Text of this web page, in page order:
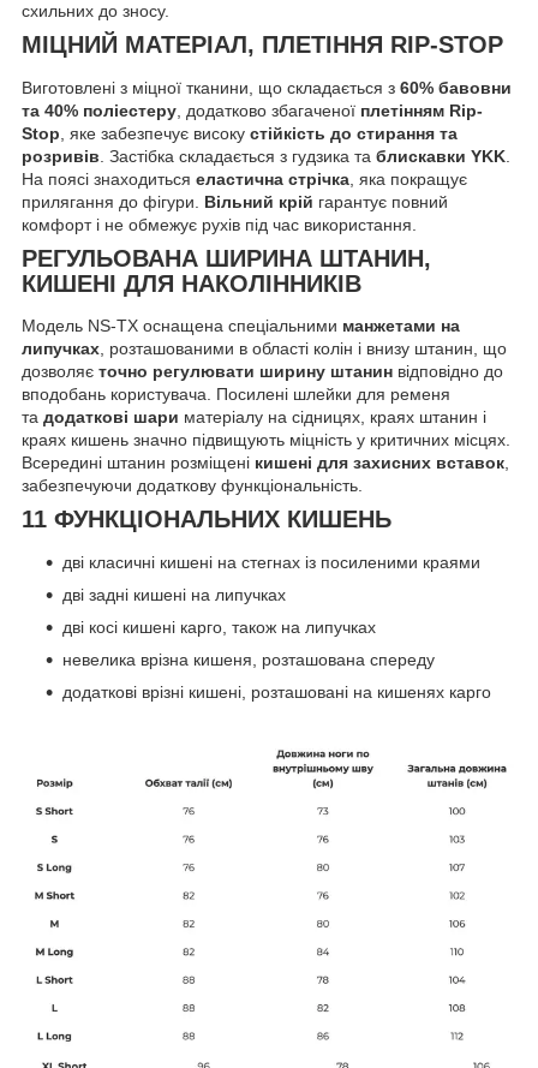
схильних до зносу.
МІЦНИЙ МАТЕРІАЛ, ПЛЕТІННЯ RIP-STOP
Виготовлені з міцної тканини, що складається з 60% бавовни
та 40% поліестеру , додатково збагаченої плетінням Rip-
Stop , яке забезпечує високу стійкість до стирання та
розривів . Застібка складається з гудзика та блискавки YKK
На поясі знаходиться еластична стрічка , яка покращує
прилягання до фігури. Вільний крій гарантує повний
комфорт і не обмежує рухів під час використання.
РЕГУЛЬОВАНА ШИРИНА ШТАНИН,
КИШЕНІ ДЛЯ НАКОЛІННИКІВ
Модель NS-TX оснащена спеціальними манжетами на
липучках, розташованими в області колін і внизу штанин, що
дозволяє точно регулювати ширину штанин відповідно до
вподобань користувача. Посилені шлейки для ременя
та додаткові шари матеріалу на сідницях, краях штанин і
краях кишень значно підвищують міцність у критичних місцях.
Всередині штанин розміщені кишені для захисних вставок,
забезпечуючи додаткову функціональність.
11 ФУНКЦІОНАЛЬНИХ КИШЕНЬ
дві класичні кишені на стегнах із посиленими краями
дві задні кишені на липучках
дві косі кишені карго, також на липучках
невелика врізна кишеня, розташована спереду
додаткові врізні кишені, розташовані на кишенях карго